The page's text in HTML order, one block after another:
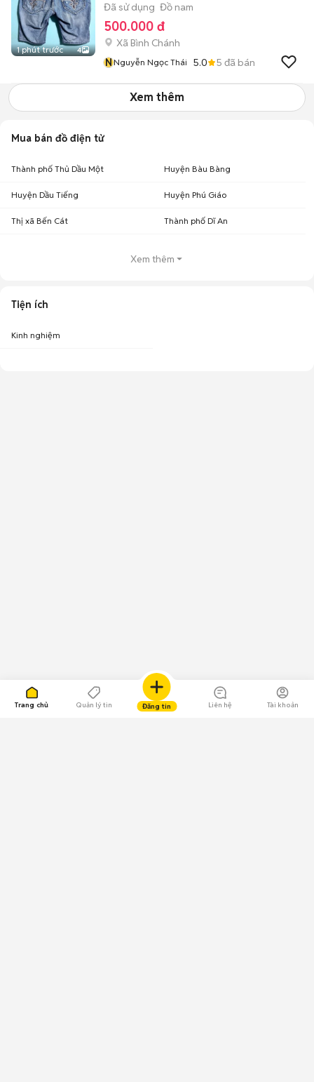
Trang chủ Quản lý tin Đăng tin Liên hệ Tài khoản
1 phút trước 4
Đã sử dụng Đồ nam
500.000 đ
Xã Bình Chánh
NNguyễn Ngọc Thái 5.0 5 đã bán
Xem thêm
Mua bán đồ điện tử
Thành phố Thủ Dầu Một Huyện Bàu Bàng
Huyện Dầu Tiếng Huyện Phú Giáo
Thị xã Bến Cát Thành phố Dĩ An
Xem thêm
Tiện ích
Kinh nghiệm